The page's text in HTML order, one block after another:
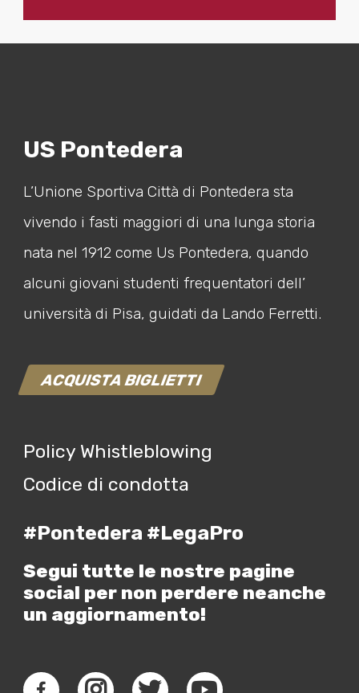
US Pontedera
L’Unione Sportiva Città di Pontedera sta
vivendo i fasti maggiori di una lunga storia
nata nel 1912 come Us Pontedera, quando
alcuni giovani studenti frequentatori dell’
università di Pisa, guidati da Lando Ferretti.
ACQUISTA BIGLIETTI
Policy Whistleblowing
Codice di condotta
#Pontedera #LegaPro
Segui tutte le nostre pagine
social per non perdere neanche
un aggiornamento!